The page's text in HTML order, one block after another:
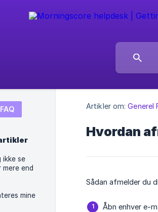
ikke se
end
mine
Artikler om: Generel
Hvordan
Sådan afmelder du
Åbn enhver e-